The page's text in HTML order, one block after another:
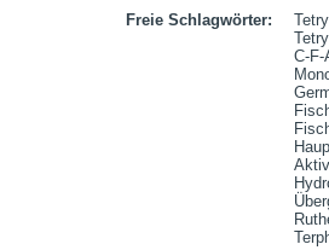
Freie Schlagwörter:
C-F-